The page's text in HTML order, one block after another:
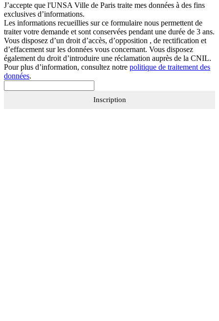
J’accepte que l'UNSA Ville de Paris traite mes données à des fins
exclusives d’informations.
Les informations recueillies sur ce formulaire nous permettent de
traiter votre demande et sont conservées pendant une durée de 3 ans.
Vous disposez d’un droit d’accès, d’opposition , de rectification et
d’effacement sur les données vous concernant. Vous disposez
également du droit d’introduire une réclamation auprès de la CNIL.
Pour plus d’information, consultez notre politique de traitement des
données.
Inscription